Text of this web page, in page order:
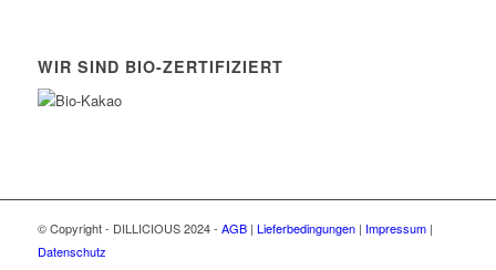
WIR SIND BIO-ZERTIFIZIERT
© Copyright - DILLICIOUS 2024 - AGB| Lieferbedingungen| Impressum|
Datenschutz